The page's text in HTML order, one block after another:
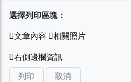
選擇列印區塊：
列印 取消